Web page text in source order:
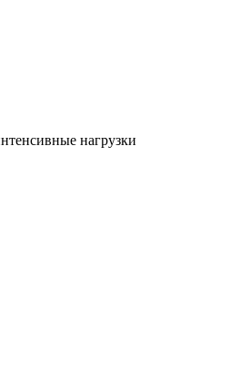
нагрузки